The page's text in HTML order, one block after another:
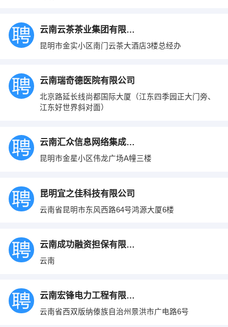
云南云茶茶业集团有限公司
昆明市金实小区南门云茶大酒店3楼总经办
云南瑞奇德医院有限公司
北京路延长线尚都国际大厦（江东四季园正大门旁、
江东好世界斜对面）
云南汇众信息网络集成有限公司
昆明市金星小区伟龙广场A幢三楼
昆明宜之佳科技有限公司
云南省昆明市东风西路64号鸿源大厦6楼
云南成功融资担保有限公司
云南
云南宏锋电力工程有限公司
云南省西双版纳傣族自治州景洪市广电路6号